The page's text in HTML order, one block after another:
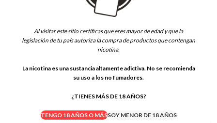
Al visitar este sitio certificas que eres mayor de edad y que la
legislación de tu país autoriza la compra de productos que contengan
nicotina.
La nicotina es una sustancia altamente adictiva. No se recomienda
su uso a los no fumadores.
¿TIENES MÁS DE 18 AÑOS?
TENGO 18 AÑOS O MÁSSOY MENOR DE 18 AÑOS